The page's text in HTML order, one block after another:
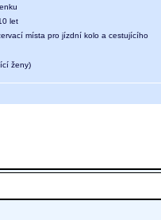
let
místa pro jízdní kolo a cestujícího
ženy)